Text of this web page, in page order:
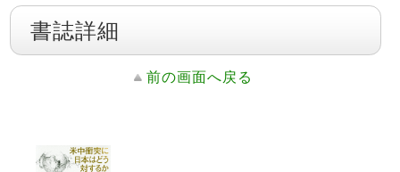
書誌詳細
前の画面へ戻る